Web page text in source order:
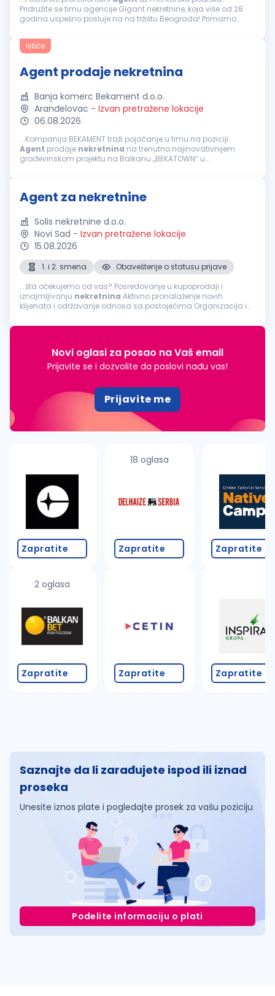
Pridružite se timu agencije Gigant nekretnine, koja više od 28
godina uspešno posluje na na tržištu Beograda! Primamo
nekretnine, bilo...
Ističe
Agent prodaje nekretnina
Banja komerc Bekament d.o.o.
Aranđelovac - Izvan pretražene lokacije
06.08.2026
...Kompanija BEKAMENT traži pojačanje u timu na poziciji:
Agent prodaje nekretnina na trenutno najinovativnijem
građevinskom projektu na Balkanu „BEKATOWN” u
Agent za nekretnine
Solis nekretnine d.o.o.
Novi Sad - Izvan pretražene lokacije
15.08.2026
1. i 2. smena
Obaveštenje o statusu prijave
...šta očekujemo od vas? Posredovanje u kupoprodaji i
iznajmljivanju nekretnina Aktivno pronalaženje novih
klijenata i održavanje odnosa sa postojećima Organizacija i
Pregovaranje...
Novi oglasi za posao na Vaš email
Prijavite se i dozvolite da poslovi nađu vas!
Prijavite me
Zapratite
2 oglasa
Zapratite
18 oglasa
Zapratite
Zapratite
Zapratite
Zapratite
Saznajte da li zarađujete ispod ili iznad
proseka
Unesite iznos plate i pogledajte prosek za vašu poziciju
Podelite informaciju o plati